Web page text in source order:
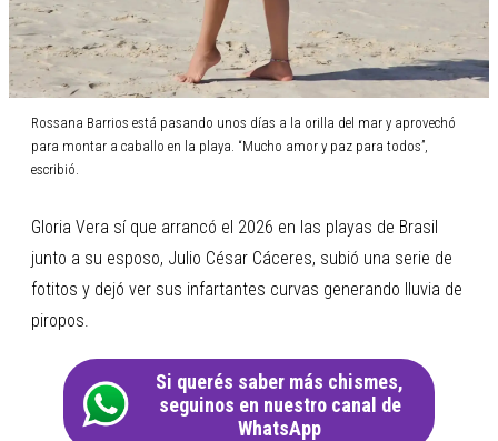
Rossana Barrios está pasando unos días a la orilla del mar y aprovechó
para montar a caballo en la playa. “Mucho amor y paz para todos”,
escribió.
Gloria Vera sí que arrancó el 2026 en las playas de Brasil
junto a su esposo, Julio César Cáceres, subió una serie de
fotitos y dejó ver sus infartantes curvas generando lluvia de
piropos.
Si querés saber más chismes,
seguinos en nuestro canal de
WhatsApp